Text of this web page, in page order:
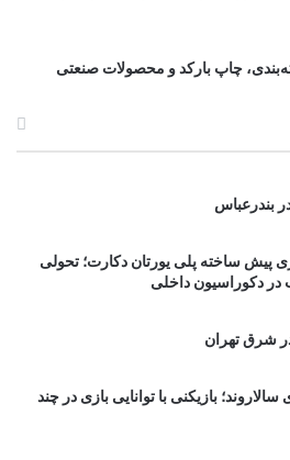
چاپ بارکد و محصولات صنعتی
بندرعباس
پیش ساخته پلی یورتان دکارت؛ تحولی
دکوراسیون داخلی
شرق تهران
بازیکنی با توانایی بازی در چند